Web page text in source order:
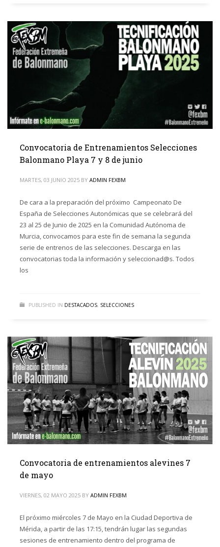
Convocatoria de Entrenamientos Selecciones
Balonmano Playa 7 y 8 de junio
MARTES, 03 JUNIO 2025 BY ADMIN FEXBM
De cara a la preparación del próximo Campeonato De
España de Selecciones Autonómicas que se celebrará del
23 al 25 de Junio de 2025 en la Comunidad Autónoma de
Murcia, convocamos para este fin de semana la segunda
serie de entrenos de las selecciones. Descarga en las
convocatorias toda la información y seleccionad@s. Todos
los
PUBLISHED IN DESTACADOS, SELECCIONES
Convocatoria de entrenamientos alevines 7
de mayo
VIERNES, 02 MAYO 2025 BY ADMIN FEXBM
El próximo miércoles 7 de Mayo en la Ciudad Deportiva de
Mérida, a partir de las 17:15, tendrán lugar las segundas
sesiones de entrenamiento dentro del programa de